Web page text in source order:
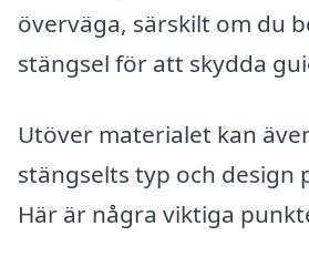
överväga, särskilt om du
stängsel för att skydda
Utöver materialet kan
stängselts typ och design
Här är några viktiga